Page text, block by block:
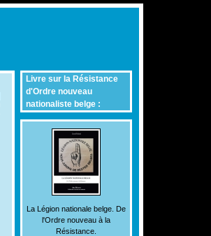
Livre sur la Résistance
d'Ordre nouveau
nationaliste belge :
La Légion nationale belge. De
l'Ordre nouveau à la
Résistance.